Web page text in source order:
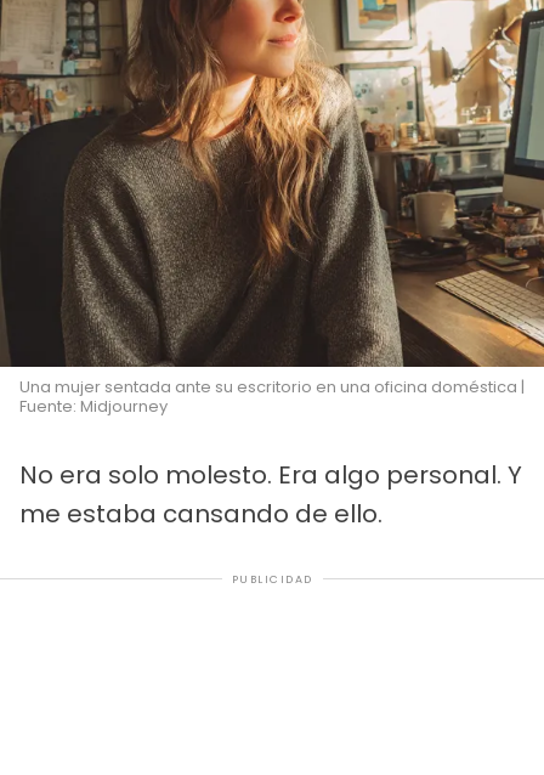
Una mujer sentada ante su escritorio en una oficina doméstica |
Fuente: Midjourney
No era solo molesto. Era algo personal. Y
me estaba cansando de ello.
PUBLICIDAD